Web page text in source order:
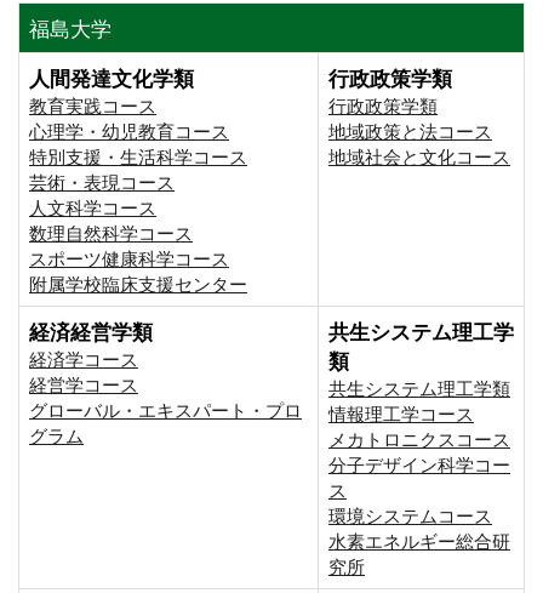
福島大学
人間発達文化学類
教育実践コース
心理学・幼児教育コース
特別支援・生活科学コース
芸術・表現コース
人文科学コース
数理自然科学コース
スポーツ健康科学コース
附属学校臨床支援センター
行政政策学類
行政政策学類
地域政策と法コース
地域社会と文化コース
経済経営学類
経済学コース
経営学コース
グローバル・エキスパート・プロ
グラム
共生システム理工学
類
共生システム理工学類
情報理工学コース
メカトロニクスコース
分子デザイン科学コー
ス
環境システムコース
⽔素エネルギー総合研
究所